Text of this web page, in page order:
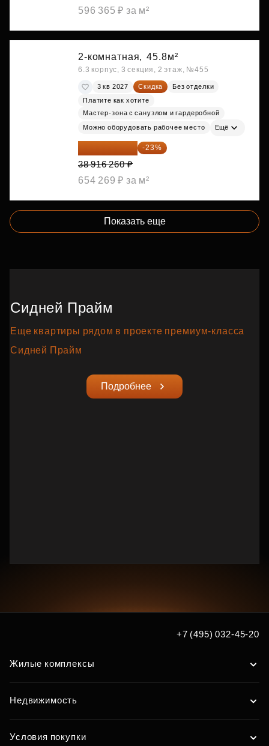
596 365 ₽ за м²
2-комнатная, 45.8м²
6.3 корпус, 3 секция, 2 этаж, №455
3 кв 2027 Скидка
Без отделки
Платите как хотите
Мастер-зона с санузлом и гардеробной
Можно оборудовать рабочее место Ещё
29 965 520 ₽ -23%
38 916 260 ₽
654 269 ₽ за м²
Показать еще
Сидней Прайм
Еще квартиры рядом в проекте премиум‑класса
Сидней Прайм
Подробнее
+7 (495) 032-45-20
Жилые комплексы
Недвижимость
Условия покупки